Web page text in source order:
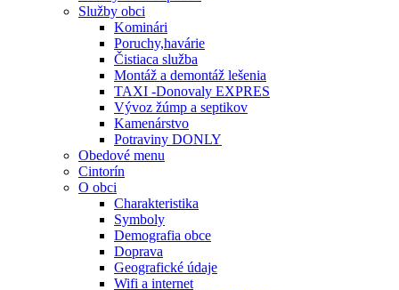
Služby obci
Kominári
Poruchy,havárie
Čistiaca služba
Montáž a demontáž lešenia
TAXI -Donovaly EXPRES
Vývoz žúmp a septikov
Kamenárstvo
Potraviny DONLY
Obedové menu
Cintorín
O obci
Charakteristika
Symboly
Demografia obce
Doprava
Geografické údaje
Wifi a internet